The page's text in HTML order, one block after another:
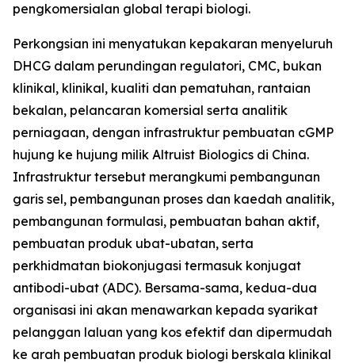
pengkomersialan global terapi biologi.
Perkongsian ini menyatukan kepakaran menyeluruh
DHCG dalam perundingan regulatori, CMC, bukan
klinikal, klinikal, kualiti dan pematuhan, rantaian
bekalan, pelancaran komersial serta analitik
perniagaan, dengan infrastruktur pembuatan cGMP
hujung ke hujung milik Altruist Biologics di China.
Infrastruktur tersebut merangkumi pembangunan
garis sel, pembangunan proses dan kaedah analitik,
pembangunan formulasi, pembuatan bahan aktif,
pembuatan produk ubat-ubatan, serta
perkhidmatan biokonjugasi termasuk konjugat
antibodi-ubat (ADC). Bersama-sama, kedua-dua
organisasi ini akan menawarkan kepada syarikat
pelanggan laluan yang kos efektif dan dipermudah
ke arah pembuatan produk biologi berskala klinikal